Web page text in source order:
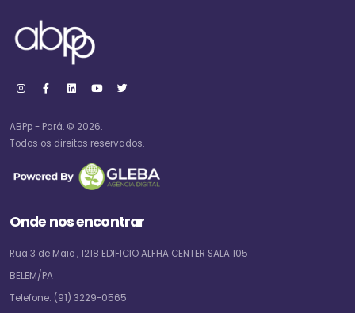
ABPp - Pará. © 2026.
Todos os direitos reservados.
Onde nos encontrar
Rua 3 de Maio , 1218 EDIFICIO ALFHA CENTER SALA 105
BELEM/PA
Telefone: (91) 3229-0565